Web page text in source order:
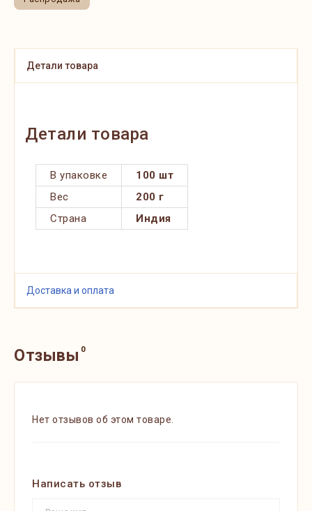
Детали товара
Детали товара
В упаковке
100 шт
Вес
200 г
Страна
Индия
Доставка и оплата
Отзывы 0
Нет отзывов об этом товаре.
Написать отзыв